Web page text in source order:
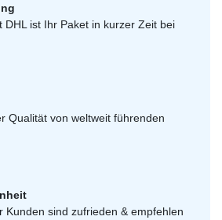
DHL ist Ihr Paket in kurzer Zeit bei
Qualität von weltweit führenden
Kunden sind zufrieden & empfehlen